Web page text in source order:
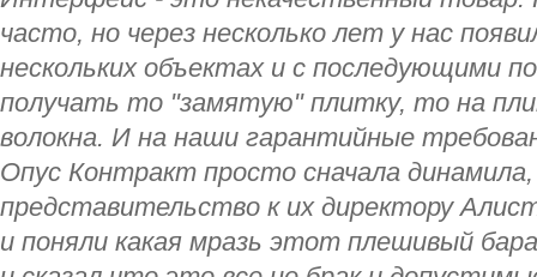
часто, но через несколько лет у нас
нескольких объектах и с последующими
получать то "замятую" плитку, то на
волокна. И на наши гарантийные
Опус Контракт просто сначала
представительство к их директору
и поняли какая мразь этот плешивый